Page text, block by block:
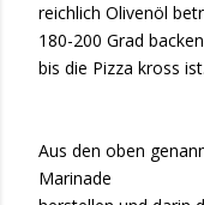
reichlich Olivenöl
180-200 Grad backen
bis die Pizza kross ist.
Aus den oben
Marinade